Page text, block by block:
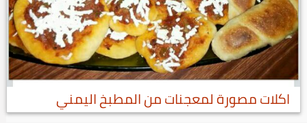
اكلات مصورة لمعجنات من المطبخ اليمني